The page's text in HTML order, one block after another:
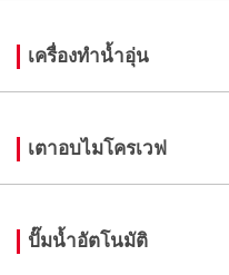
เครื่องทำน้ำอุ่น
เตาอบไมโครเวฟ
ปั๊มน้ำอัตโนมัติ